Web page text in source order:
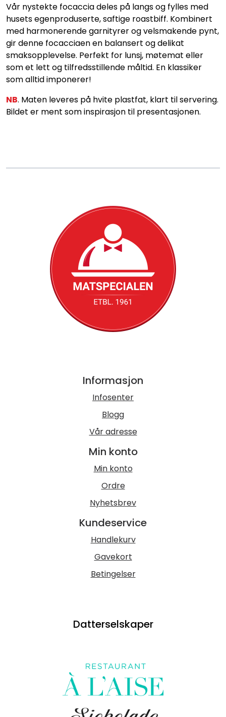
Vår nystekte focaccia deles på langs og fylles med
husets egenproduserte, saftige roastbiff. Kombinert
med harmonerende garnityrer og velsmakende pynt,
gir denne focacciaen en balansert og delikat
smaksopplevelse. Perfekt for lunsj, møtemat eller
som et lett og tilfredsstillende måltid. En klassiker
som alltid imponerer!
NB. Maten leveres på hvite plastfat, klart til servering.
Bildet er ment som inspirasjon til presentasjonen.
Informasjon
Infosenter
Blogg
Vår adresse
Min konto
Min konto
Ordre
Nyhetsbrev
Kundeservice
Handlekurv
Gavekort
Betingelser
Datterselskaper
Påsmurt
Konditori
Tapas
Grillmat